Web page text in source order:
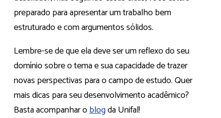
preparado para apresentar um trabalho bem
estruturado e com argumentos sólidos.
Lembre-se de que ela deve ser um reflexo do seu
domínio sobre o tema e sua capacidade de trazer
novas perspectivas para o campo de estudo. Quer
mais dicas para seu desenvolvimento acadêmico?
Basta acompanhar oblogda Unifal!